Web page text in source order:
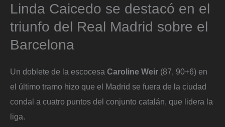
Linda Caicedo se destacó en el
triunfo del Real Madrid sobre el
Barcelona
Un doblete de la escocesa Caroline Weir (87, 90+6) en
el último tramo hizo que el Madrid se fuera de la ciudad
condal a cuatro puntos del conjunto catalán, que lidera la
liga.